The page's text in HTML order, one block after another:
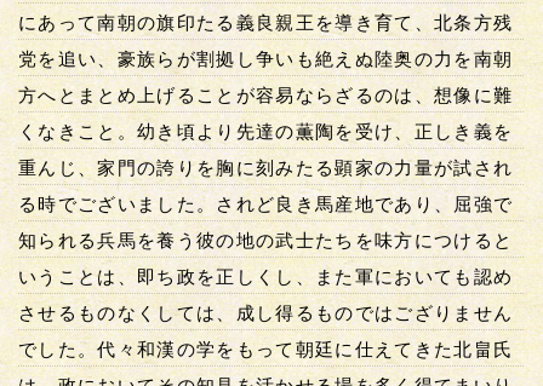
にあって南朝の旗印たる義良親王を導き育て、北条方残
党を追い、豪族らが割拠し争いも絶えぬ陸奥の力を南朝
方へとまとめ上げることが容易ならざるのは、想像に難
くなきこと。幼き頃より先達の薫陶を受け、正しき義を
重んじ、家門の誇りを胸に刻みたる顕家の力量が試され
る時でございました。されど良き馬産地であり、屈強で
知られる兵馬を養う彼の地の武士たちを味方につけると
いうことは、即ち政を正しくし、また軍においても認め
させるものなくしては、成し得るものではござりません
でした。代々和漢の学をもって朝廷に仕えてきた北畠氏